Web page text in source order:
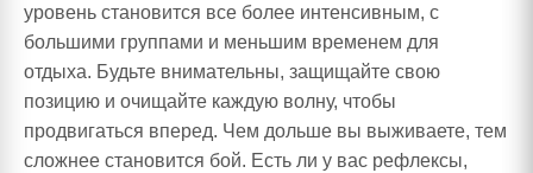
уровень становится все более интенсивным, с
большими группами и меньшим временем для
отдыха. Будьте внимательны, защищайте свою
позицию и очищайте каждую волну, чтобы
продвигаться вперед. Чем дольше вы выживаете, тем
сложнее становится бой. Есть ли у вас рефлексы,